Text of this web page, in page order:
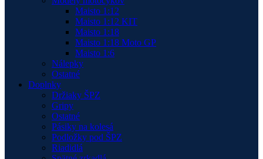
Maisto 1:12
Maisto 1:12 KIT
Maisto 1:18
Maisto 1:18 Moto GP
Maisto 1:6
Nálepky
Ostatné
Doplnky
Držiaky ŠPZ
Gripy
Ostatné
Pásiky na kolesá
Podložky pod ŠPZ
Riadidlá